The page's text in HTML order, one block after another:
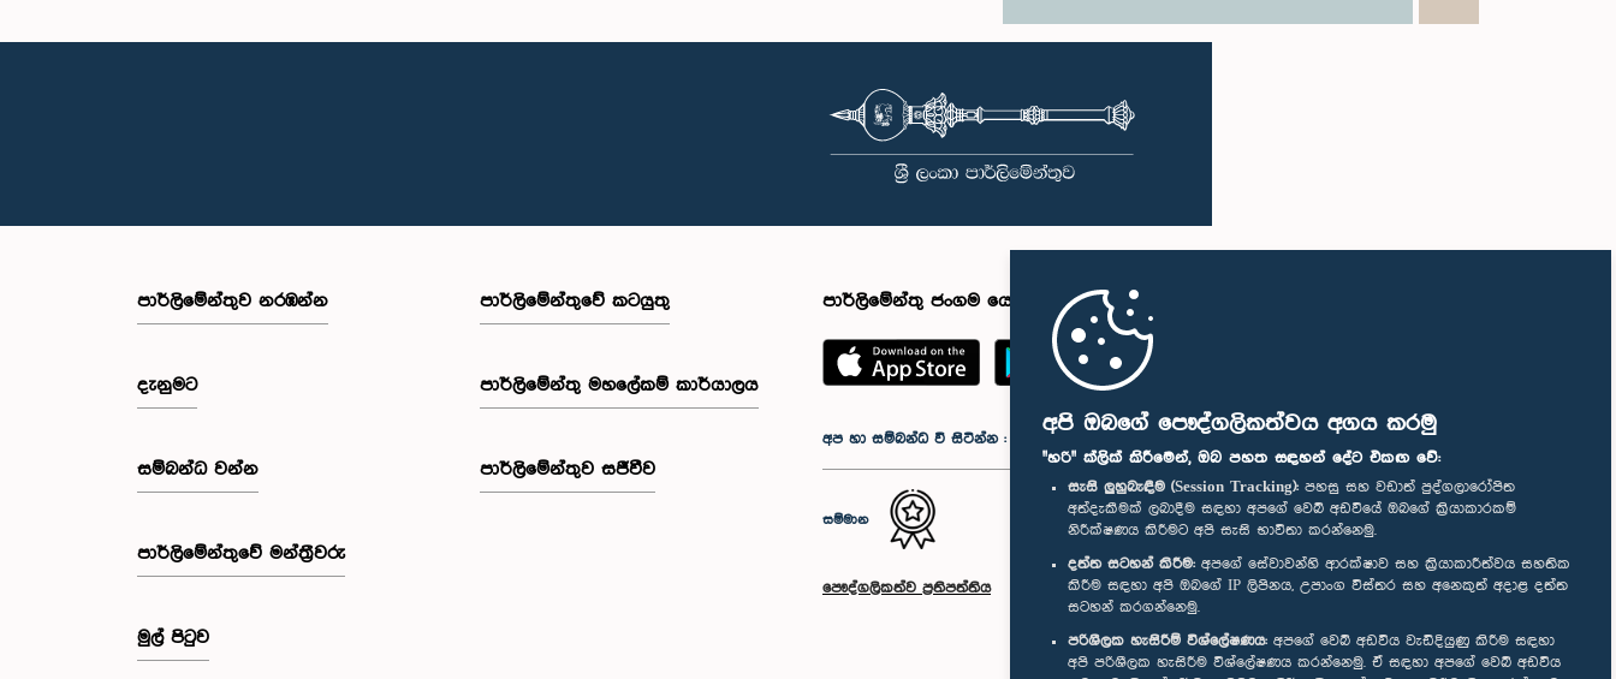
අපි ඔබගේ පෞද්ගලිකත්වය අගය කරමු
"හරි" ක්ලික් කිරීමෙන්, ඔබ පහත සඳහන් දේට එකඟ වේ:
සැසි ලුහුබැඳීම (Session Tracking): පහසු සහ වඩාත් පුද්ගලාරෝපිත
අත්දැකීමක් ලබාදීම සඳහා අපගේ වෙබ් අඩවියේ ඔබගේ ක්‍රියාකාරකම්
නිරීක්ෂණය කිරීමට අපි සැසි භාවිතා කරන්නෙමු.
දත්ත සටහන් කිරීම: අපගේ සේවාවන්හි ආරක්ෂාව සහ ක්‍රියාකාරීත්වය සහතික
කිරීම සඳහා අපි ඔබගේ IP ලිපිනය, උපාංග විස්තර සහ අනෙකුත් අදාළ දත්ත
සටහන් කරගන්නෙමු.
පරිශීලක හැසිරීම් විශ්ලේෂණය: අපගේ වෙබ් අඩවිය වැඩිදියුණු කිරීම සඳහා
අපි පරිශීලක හැසිරීම විශ්ලේෂණය කරන්නෙමු. ඒ සඳහා අපගේ වෙබ් අඩවිය
පාර්ලි‌මේන්තුව නරඹන්න
දැනුමට
සම්බන්ධ වන්න
පාර්ලි‌මේන්තුවේ මන්ත්‍රීවරු
මුල් පිටුව
පාර්ලිමේන්තුවේ කටයුතු
පාර්ලිමේන්තු මහලේකම් කාර්යාලය
පාර්ලිමේන්තුව සජීවීව
පාර්ලිමේන්තු ජංගම යෙදුම
අප හා සම්බන්ධ වී සිටින්න :
සම්මාන
පෞද්ගලිකත්ව ප්‍රතිපත්තිය